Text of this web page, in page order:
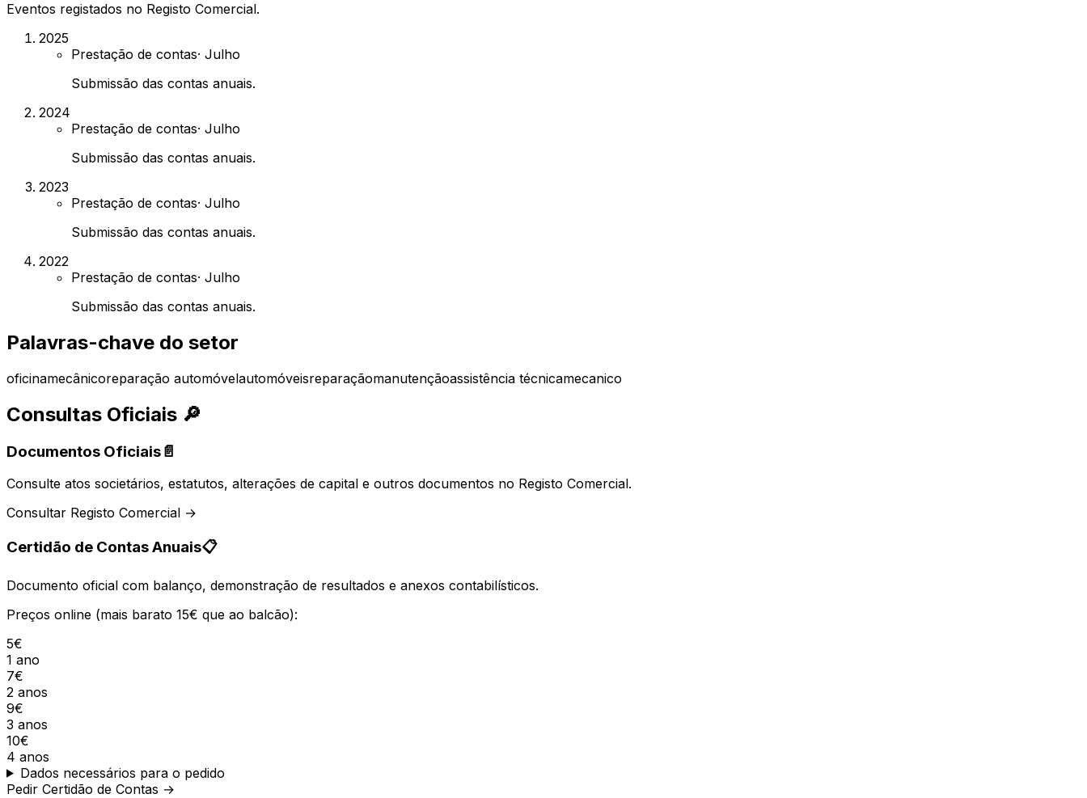
Eventos registados no Registo Comercial.
2025
Prestação de contas· Julho
Submissão das contas anuais.
2024
Prestação de contas· Julho
Submissão das contas anuais.
2023
Prestação de contas· Julho
Submissão das contas anuais.
2022
Prestação de contas· Julho
Submissão das contas anuais.
Palavras-chave do setor
oficinamecânicoreparação automóvelautomóveisreparaçãomanutençãoassistência técnicamecanico
Consultas Oficiais 🔎
Documentos Oficiais📄
Consulte atos societários, estatutos, alterações de capital e outros documentos no Registo Comercial.
Consultar Registo Comercial →
Certidão de Contas Anuais📋
Documento oficial com balanço, demonstração de resultados e anexos contabilísticos.
Preços online (mais barato 15€ que ao balcão):
5€
1 ano
7€
2 anos
9€
3 anos
10€
4 anos
Dados necessários para o pedido
Pedir Certidão de Contas →